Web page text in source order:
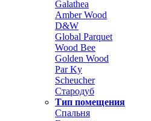
Galathea
Amber Wood
D&W
Global Parquet
Wood Bee
Golden Wood
Par Ky
Scheucher
Стародуб
Тип помещения
Спальня